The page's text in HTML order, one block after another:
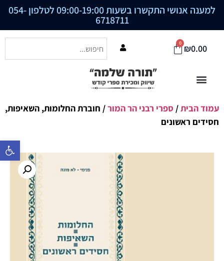
פתח סרגל
למענה אנושי התקשרו בשעות 09:00-19:00 לטלפון 054-
6718711
₪0.00
0
עמוד הבית/ ספרי רבני הר המור/ חוברת החלומות, השאיפות,
חסידים ראשונים